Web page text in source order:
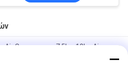
Air Compressor 7.5kw 10hp Air